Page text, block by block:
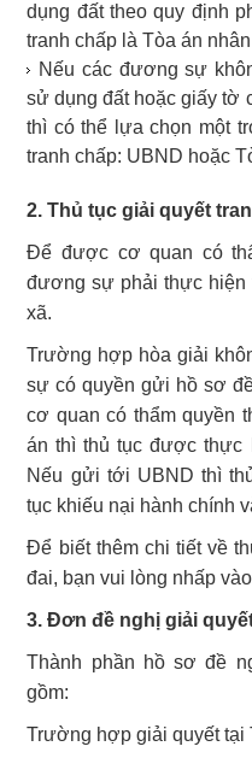
dụng đất theo quy định
tranh chấp là Tòa án
Nếu các đương sự
sử dụng đất hoặc giấy tờ
thì có thể lựa chọn một
tranh chấp: UBND hoặc
2. Thủ tục giải quyết
Để được cơ quan có
đương sự phải thực hiện
xã.
Trường hợp hòa giải
sự có quyền gửi hồ sơ
cơ quan có thẩm quyền
án thì thủ tục được thực
Nếu gửi tới UBND thì
tục khiếu nại hành chính
Để biết thêm chi tiết về
đai, bạn vui lòng nhấp
3. Đơn đề nghị giải
Thành phần hồ sơ đề
gồm:
Trường hợp giải quyết tại